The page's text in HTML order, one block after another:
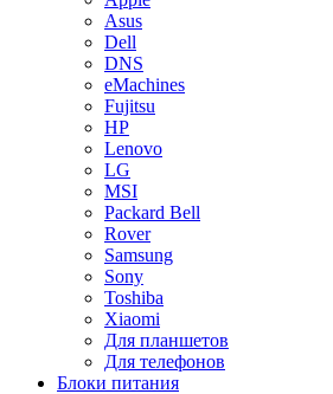
Asus
Dell
DNS
eMachines
Fujitsu
HP
Lenovo
LG
MSI
Packard Bell
Rover
Samsung
Sony
Toshiba
Xiaomi
Для планшетов
Для телефонов
Блоки питания